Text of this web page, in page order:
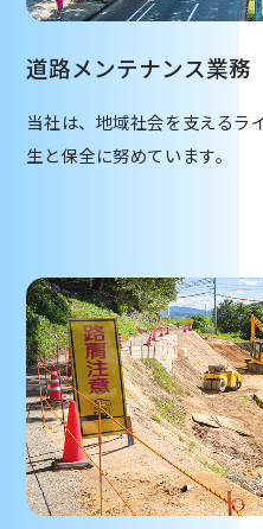
道路メンテナンス業務
当社は、地域社会を支えるラ
生と保全に努めています。